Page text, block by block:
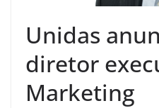
Unidas
diretor
Marketing